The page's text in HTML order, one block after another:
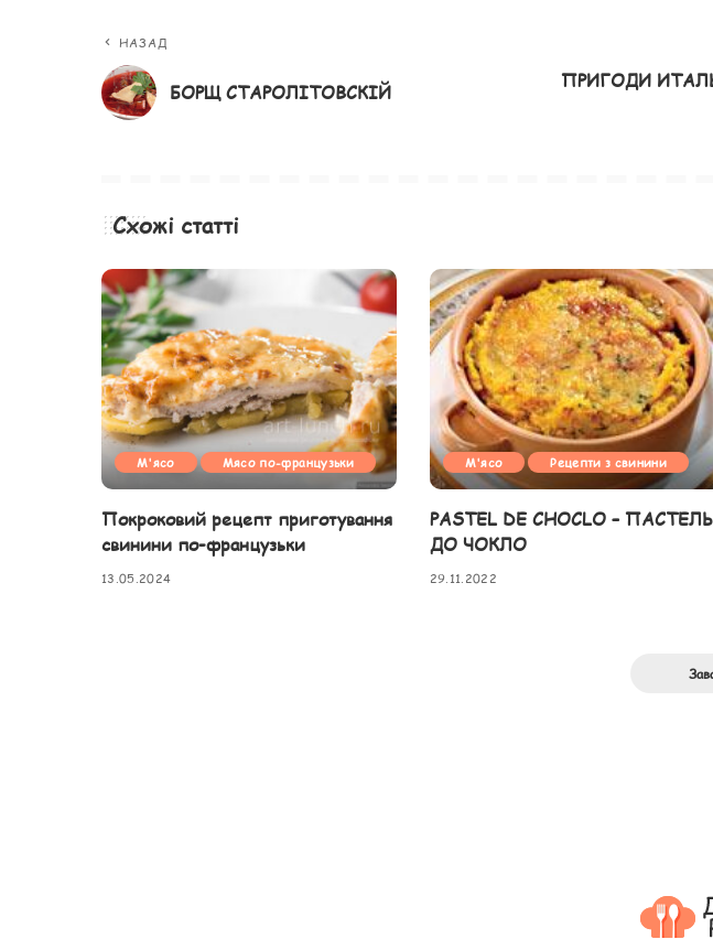
НАЗАД
БОРЩ СТАРОЛІТОВСКІЙ
ПРИГОДИ
Схожі статті
М'ясо Мясо по-французьки
Покроковий рецепт приготування
свинини по-французьки
13.05.2024
М'ясо Рецепти з свинини
PASTEL DE CHOCLO – ПАСТЕЛЬ
ДО ЧОКЛО
29.11.2022